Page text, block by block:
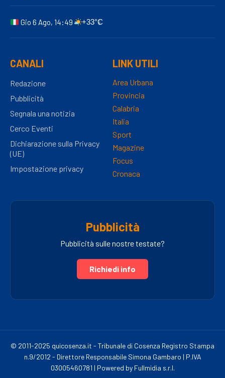
Gio 6 Ago, 14:49 +33°C
CANALI
Redazione
Pubblicità
Segnala una notizia
Cerco Eventi
Dichiarazione sulla Privacy
(UE)
Impostazione privacy
LINK UTILI
Area Urbana
Provincia
Calabria
Italia
Sport
Magazine
Focus
Cronaca
Pubblicità
Pubblicità sulle nostre testate?
Richiedi info
© 2011-2025 quicosenza.it - Tribunale di Cosenza Registro Stampa
n.9/2012 - Direttore Responsabile Simona Gambaro | P.IVA
03005460781 | Powered by Fullmidia s.r.l.